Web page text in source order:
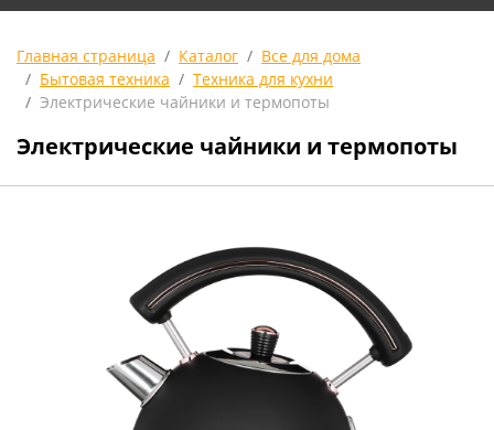
Главная страница Каталог
Все для дома
Бытовая техника
Техника для кухни
Электрические чайники и термопоты
Электрические чайники и термопоты